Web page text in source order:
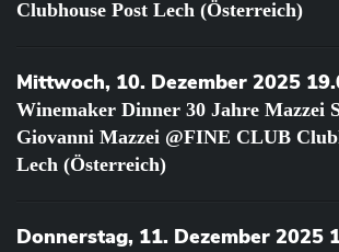
Clubhouse Post Lech (Österreich)
Mittwoch, 10. Dezember 2025
Winemaker Dinner 30 Jahre Mazzei
Giovanni Mazzei @FINE CLUB
Lech (Österreich)
Donnerstag, 11. Dezember 2025